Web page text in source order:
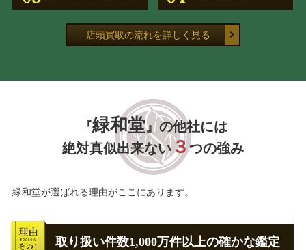
店頭買取の流れを詳しく見る
『緑和堂』の他社には
絶対真似出来ない ３つの強み
緑和堂が選ばれる理由がここにあります。
取り扱い件数1,000万件以上の確かな鑑定